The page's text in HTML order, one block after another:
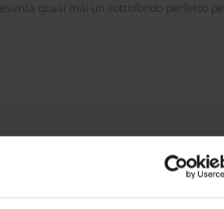
quasi mai un sottofondo perfetto